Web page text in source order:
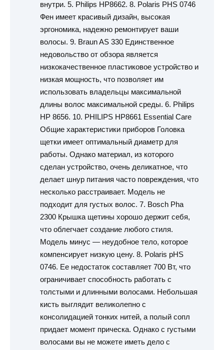
внутри. 5. Philips HP8662. 8. Polaris PHS 0746
Фен имеет красивый дизайн, высокая
эргономика, надежно ремонтирует ваши
волосы. 9. Braun AS 330 Единственное
недовольство от обзора является
низкокачественное пластиковое устройство и
низкая мощность, что позволяет им
использовать владельцы максимальной
длины волос максимальной среды. 6. Philips
HP 8656. 10. PHILIPS HP8661 Essential Care
Общие характеристики приборов Головка
щетки имеет оптимальный диаметр для
работы. Однако материал, из которого
сделан устройство, очень деликатное, что
делает шнур питания часто повреждения, что
несколько расстраивает. Модель не
подходит для густых волос. 7. Bosch Pha
2300 Крышка щетины хорошо держит себя,
что облегчает создание любого стиля.
Модель минус — неудобное тело, которое
компенсирует низкую цену. 8. Polaris pHS
0746. Ее недостаток составляет 700 Вт, что
ограничивает способность работать с
толстыми и длинными волосами. Небольшая
кисть выглядит великолепно с
консолидацией тонких нитей, а полый сопл
придает момент прическа. Однако с густыми
волосами вы не можете иметь дело с